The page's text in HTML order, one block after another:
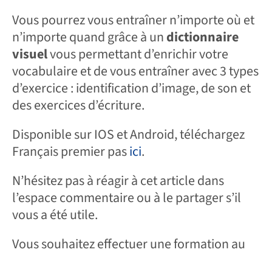
Vous pourrez vous entraîner n’importe où et
n’importe quand grâce à undictionnaire
visuelvous permettant d’enrichir votre
vocabulaire et de vous entraîner avec 3 types
d’exercice : identification d’image, de son et
des exercices d’écriture.
Disponible sur IOS et Android, téléchargez
Français premier pasici.
N’hésitez pas à réagir à cet article dans
l’espace commentaire ou à le partager s’il
vous a été utile.
Vous souhaitez effectuer une formation au